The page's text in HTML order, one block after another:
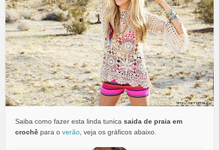
Saiba como fazer esta linda tunicasaida de praia em
crochê para overão, veja os gráficos abaixo.